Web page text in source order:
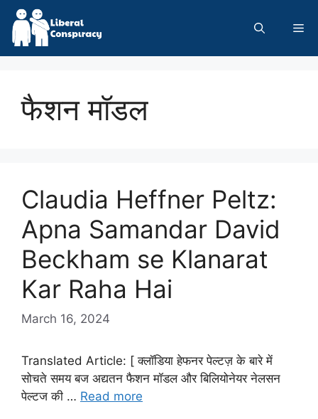
Skip
content
फैशन मॉडल
Claudia Heffner Peltz:
Apna Samandar David
Beckham se Klanarat
Kar Raha Hai
March 16, 2024
Translated Article: [ क्लॉडिया हेफनर पेल्टज़ के बारे में
सोचते समय बज अद्यतन फैशन मॉडल और बिलियोनेयर नेलसन
पेल्टज की … Read more